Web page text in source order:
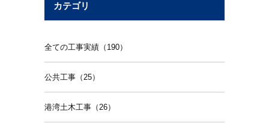
カテゴリ
全ての工事実績（190）
公共工事（25）
港湾土木工事（26）